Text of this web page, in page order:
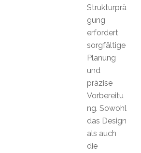
Strukturprä
gung
erfordert
sorgfältige
Planung
und
präzise
Vorbereitu
ng. Sowohl
das Design
als auch
die